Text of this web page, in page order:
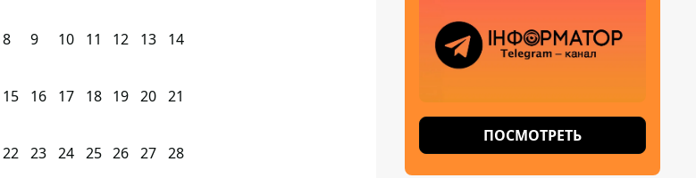
8 9 10 11 12 13 14
15 16 17 18 19 20 21
22 23 24 25 26 27 28
ПОСМОТРЕТЬ